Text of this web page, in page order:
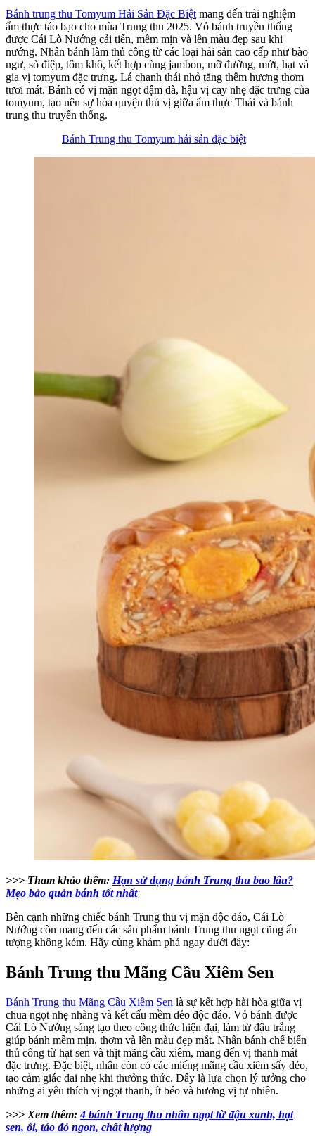
Bánh trung thu Tomyum Hải Sản Đặc Biệt mang đến trải nghiệm
ẩm thực táo bạo cho mùa Trung thu 2025. Vỏ bánh truyền thống
được Cái Lò Nướng cải tiến, mềm mịn và lên màu đẹp sau khi
nướng. Nhân bánh làm thủ công từ các loại hải sản cao cấp như bào
ngư, sò điệp, tôm khô, kết hợp cùng jambon, mỡ đường, mứt, hạt và
gia vị tomyum đặc trưng. Lá chanh thái nhỏ tăng thêm hương thơm
tươi mát. Bánh có vị mặn ngọt đậm đà, hậu vị cay nhẹ đặc trưng của
tomyum, tạo nên sự hòa quyện thú vị giữa ẩm thực Thái và bánh
trung thu truyền thống.
Bánh Trung thu Tomyum hải sản đặc biệt
>>> Tham khảo thêm: Hạn sử dụng bánh Trung thu bao lâu?
Mẹo bảo quản bánh tốt nhất
Bên cạnh những chiếc bánh Trung thu vị mặn độc đáo, Cái Lò
Nướng còn mang đến các sản phẩm bánh Trung thu ngọt cũng ấn
tượng không kém. Hãy cùng khám phá ngay dưới đây:
Bánh Trung thu Mãng Cầu Xiêm Sen
Bánh Trung thu Mãng Cầu Xiêm Sen là sự kết hợp hài hòa giữa vị
chua ngọt nhẹ nhàng và kết cấu mềm dẻo độc đáo. Vỏ bánh được
Cái Lò Nướng sáng tạo theo công thức hiện đại, làm từ đậu trắng
giúp bánh mềm mịn, thơm và lên màu đẹp mắt. Nhân bánh chế biến
thủ công từ hạt sen và thịt mãng cầu xiêm, mang đến vị thanh mát
đặc trưng. Đặc biệt, nhân còn có các miếng mãng cầu xiêm sấy dẻo,
tạo cảm giác dai nhẹ khi thưởng thức. Đây là lựa chọn lý tưởng cho
những ai yêu thích vị ngọt thanh, ít béo và hương vị tự nhiên.
>>> Xem thêm:4 bánh Trung thu nhân ngọt từ đậu xanh, hạt
sen, ổi, táo đỏ ngon, chất lượng